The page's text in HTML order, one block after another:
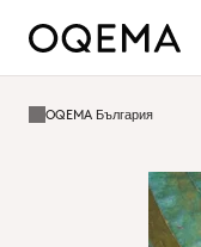
OQEMA България